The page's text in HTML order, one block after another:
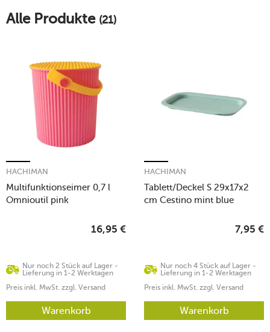
Alle Produkte (21)
Multifunktionseimer 0,7 l
Omnioutil pink
HACHIMAN
Nur noch 2 Stück auf Lager -
Lieferung in 1-2 Werktagen
16,95 €
Preis inkl. MwSt. zzgl. Versand
Warenkorb
Tablett/Deckel S 29x17x2
cm Cestino mint blue
HACHIMAN
Nur noch 4 Stück auf Lager -
Lieferung in 1-2 Werktagen
7,95 €
Preis inkl. MwSt. zzgl. Versand
Warenkorb